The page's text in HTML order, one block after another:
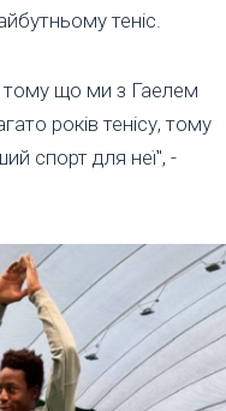
теніс.
тому що ми з Гаелем
років тенісу, тому
спорт для неї", -